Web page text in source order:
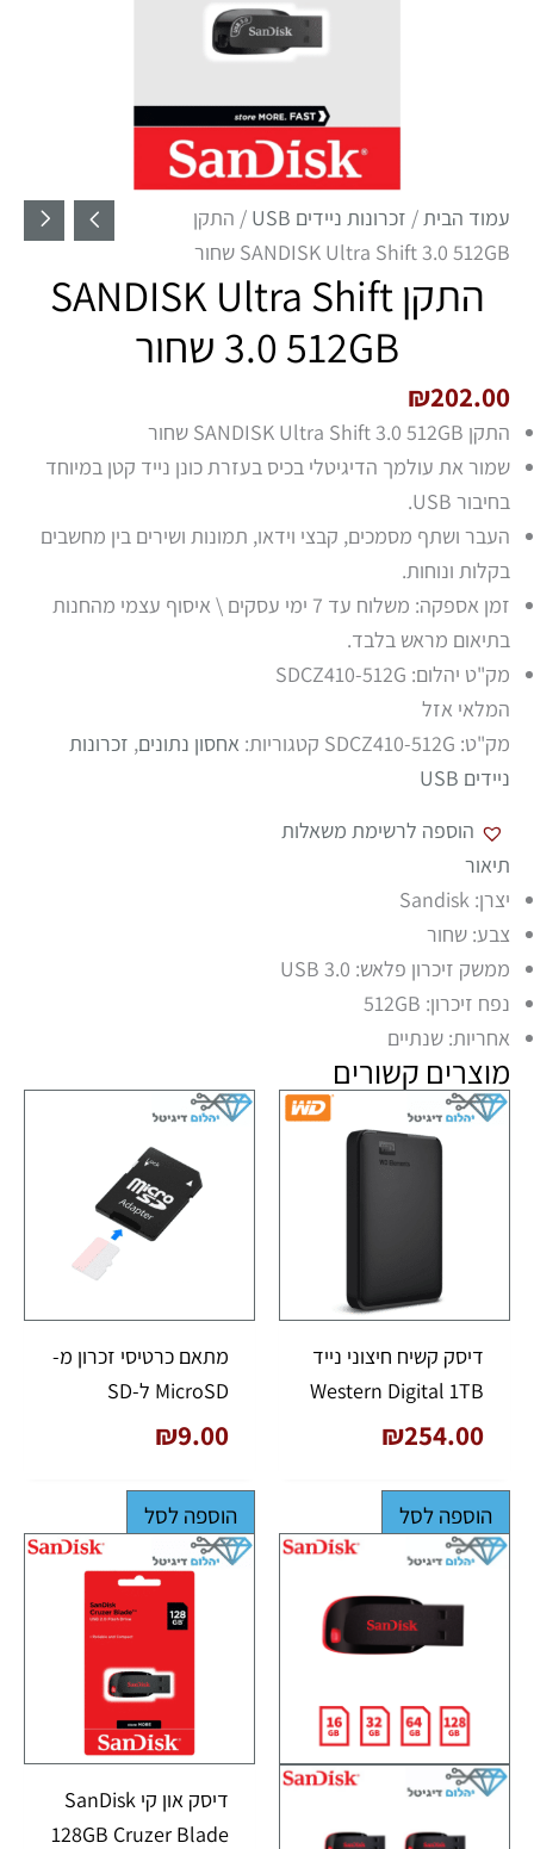
עמוד הבית/ זכרונות ניידים USB
/ התקן
SANDISK Ultra Shift 3.0 512GB שחור
התקן SANDISK Ultra Shift
3.0 512GB שחור
₪202.00
התקן SANDISK Ultra Shift 3.0 512GB שחור
שמור את עולמך הדיגיטלי בכיס בעזרת כונן נייד קטן במיוחד
בחיבור USB.
העבר ושתף מסמכים, קבצי וידאו, תמונות ושירים בין מחשבים
בקלות ונוחות.
זמן אספקה: משלוח עד 7 ימי עסקים \ איסוף עצמי מהחנות
בתיאום מראש בלבד.
מק"ט יהלום: SDCZ410-512G
המלאי אזל
מק"ט: SDCZ410-512G קטגוריות: אחסון נתונים, זכרונות
ניידים USB
הוספה לרשימת משאלות
תיאור
יצרן: Sandisk
צבע: שחור
ממשק זיכרון פלאש: USB 3.0
נפח זיכרון: 512GB
אחריות: שנתיים
מוצרים קשורים
דיסק קשיח חיצוני נייד
Western Digital 1TB
₪254.00
הוספה לסל
מתאם כרטיסי זכרון מ-
MicroSD ל-SD
₪9.00
הוספה לסל
דיסק און קי SanDisk
128GB Cruzer Blade